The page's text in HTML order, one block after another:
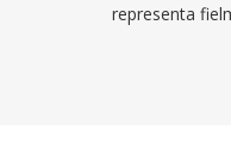
representa